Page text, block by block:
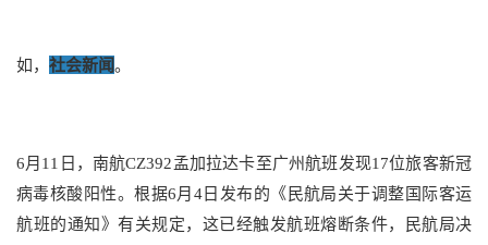
如， 社会新闻。
6月11日，南航CZ392孟加拉达卡至广州航班发现17位旅客新冠
病毒核酸阳性。根据6月4日发布的《民航局关于调整国际客运
航班的通知》有关规定，这已经触发航班熔断条件，民航局决